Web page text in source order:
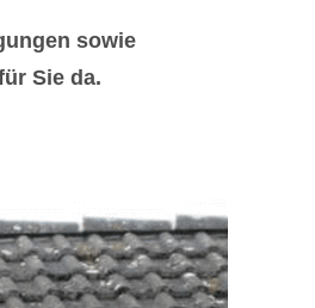
sowie
Sie da.